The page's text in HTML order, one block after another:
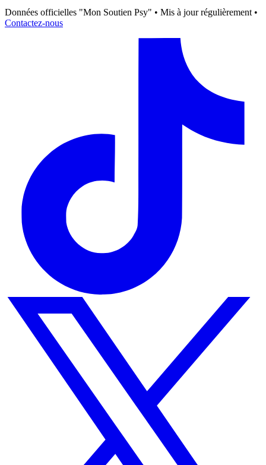
Données officielles "Mon Soutien Psy" • Mis à jour régulièrement •
Contactez-nous